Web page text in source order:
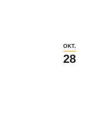
OKT.
28